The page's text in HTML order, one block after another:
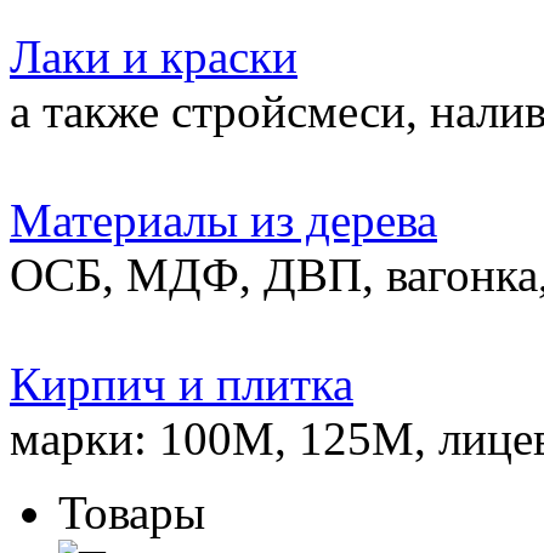
Лаки и краски
а также стройсмеси,
Материалы из дерева
ОСБ, МДФ, ДВП,
Кирпич и плитка
марки: 100М, 125М,
Товары